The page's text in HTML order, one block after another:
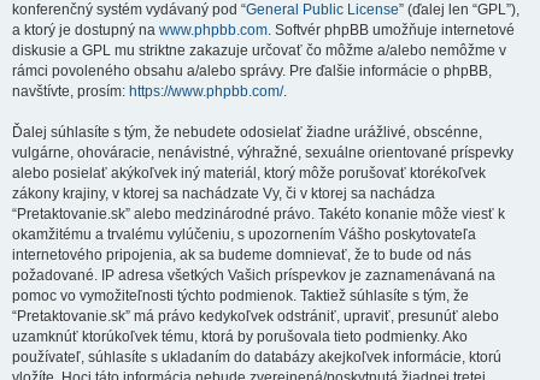
konferenčný systém vydávaný pod “General Public License” (ďalej len “GPL”),
a ktorý je dostupný na www.phpbb.com. Softvér phpBB umožňuje internetové
diskusie a GPL mu striktne zakazuje určovať čo môžme a/alebo nemôžme v
rámci povoleného obsahu a/alebo správy. Pre ďalšie informácie o phpBB,
navštívte, prosím: https://www.phpbb.com/.
Ďalej súhlasíte s tým, že nebudete odosielať žiadne urážlivé, obscénne,
vulgárne, ohováracie, nenávistné, výhražné, sexuálne orientované príspevky
alebo posielať akýkoľvek iný materiál, ktorý môže porušovať ktorékoľvek
zákony krajiny, v ktorej sa nachádzate Vy, či v ktorej sa nachádza
“Pretaktovanie.sk” alebo medzinárodné právo. Takéto konanie môže viesť k
okamžitému a trvalému vylúčeniu, s upozornením Vášho poskytovateľa
internetového pripojenia, ak sa budeme domnievať, že to bude od nás
požadované. IP adresa všetkých Vašich príspevkov je zaznamenávaná na
pomoc vo vymožiteľnosti týchto podmienok. Taktiež súhlasíte s tým, že
“Pretaktovanie.sk” má právo kedykoľvek odstrániť, upraviť, presunúť alebo
uzamknúť ktorúkoľvek tému, ktorá by porušovala tieto podmienky. Ako
používateľ, súhlasíte s ukladaním do databázy akejkoľvek informácie, ktorú